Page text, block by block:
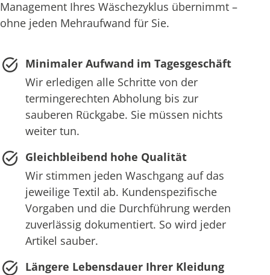
Management Ihres Wäschezyklus übernimmt –
ohne jeden Mehraufwand für Sie.
Minimaler Aufwand im Tagesgeschäft
Wir erledigen alle Schritte von der
termingerechten Abholung bis zur
sauberen Rückgabe. Sie müssen nichts
weiter tun.
Gleichbleibend hohe Qualität
Wir stimmen jeden Waschgang auf das
jeweilige Textil ab. Kundenspezifische
Vorgaben und die Durchführung werden
zuverlässig dokumentiert. So wird jeder
Artikel sauber.
Längere Lebensdauer Ihrer Kleidung